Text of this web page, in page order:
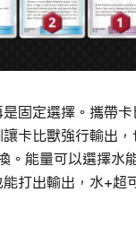
固定選擇。攜帶
卡比獸強行輸出
。能量可以選擇水
打出輸出，水+超